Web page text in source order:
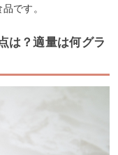
です。
は？適量は何グラ